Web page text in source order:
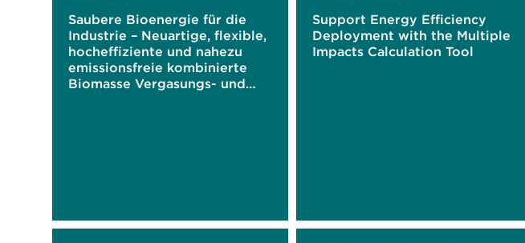
Saubere Bioenergie für die
Industrie – Neuartige, flexible,
hocheffiziente und nahezu
emissionsfreie kombinierte
Biomasse Vergasungs- und
Support Energy Efficiency
Deployment with the Multiple
Impacts Calculation Tool